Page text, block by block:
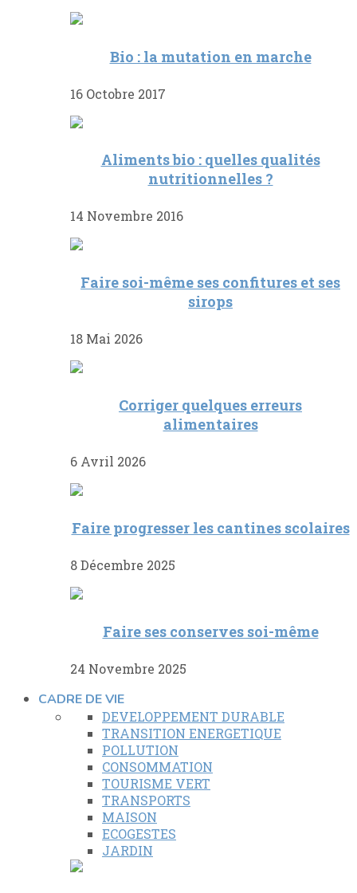
Bio : la mutation en marche
16 Octobre 2017
Aliments bio : quelles qualités
nutritionnelles ?
14 Novembre 2016
Faire soi-même ses confitures et ses
sirops
18 Mai 2026
Corriger quelques erreurs
alimentaires
6 Avril 2026
Faire progresser les cantines scolaires
8 Décembre 2025
Faire ses conserves soi-même
24 Novembre 2025
CADRE DE VIE
DEVELOPPEMENT DURABLE
TRANSITION ENERGETIQUE
POLLUTION
CONSOMMATION
TOURISME VERT
TRANSPORTS
MAISON
ECOGESTES
JARDIN